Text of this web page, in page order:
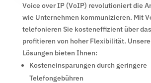
Voice over IP (VoIP) revolutioniert die
wie Unternehmen kommunizieren. Mit
telefonieren Sie kosteneffizient über
profitieren von hoher Flexibilität.
Lösungen bieten Ihnen:
Kosteneinsparungen durch geringere
Telefongebühren